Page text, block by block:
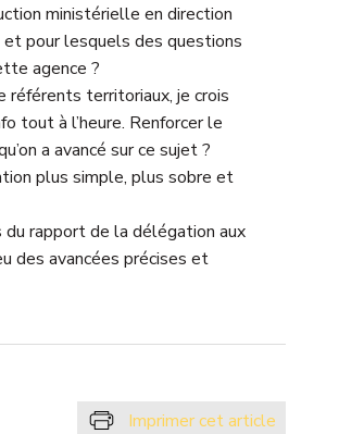
ministérielle en direction
pour lesquels des questions
agence ?
territoriaux, je crois
tout à l’heure. Renforcer le
a avancé sur ce sujet ?
plus simple, plus sobre et
du rapport de la délégation aux
des avancées précises et
Imprimer cet article